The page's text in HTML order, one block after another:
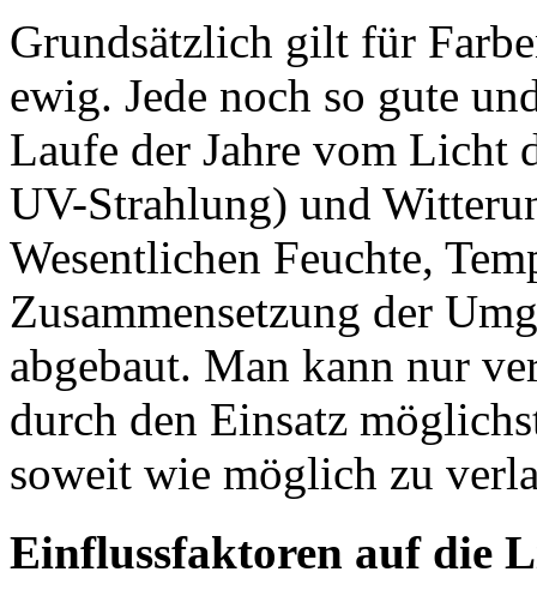
Grundsätzlich gilt für
ewig. Jede noch so gute
Laufe der Jahre vom Licht
UV-Strahlung) und
Wesentlichen Feuchte,
Zusammensetzung der
abgebaut. Man kann nur
durch den Einsatz
soweit wie möglich zu
Einflussfaktoren auf die